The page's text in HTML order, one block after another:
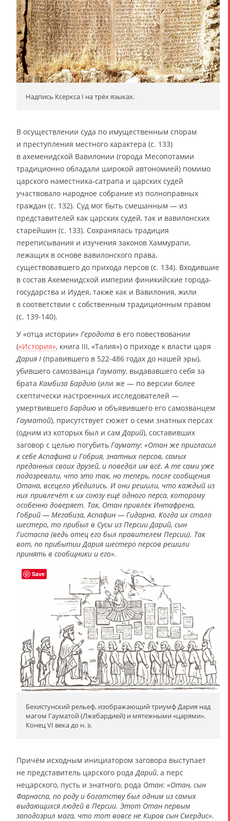
Надпись Ксеркса I на трёх языках.
В осуществлении суда по имущественным спорам
и преступления местного характера (с. 133)
в ахеменидской Вавилонии (города Месопотамии
традиционно обладали широкой автономией) помимо
царского наместника-сатрапа и царских судей
участвовало народное собрание из полноправных
граждан (с. 132). Суд мог быть смешанным — из
представителей как царских судей, так и вавилонских
старейшин (с. 133). Сохранялась традиция
переписывания и изучения законов Хаммурапи,
лежащих в основе вавилонского права,
существовавшего до прихода персов (с. 134). Входившие
в состав Ахеменидской империи финикийские города-
государства и Иудея, также как и Вавилония, жили
в соответствии с собственным традиционным правом
(с. 139-140).
У «отца истории» Геродота в его повествовании
(«История», книга III, «Талия») о приходе к власти царя
Дария I (правившего в 522-486 годах до нашей эры),
убившего самозванца Гаумату, выдававшего себя за
брата Камбиза Бардию (или же — по версии более
скептически настроенных исследователей —
умертвившего Бардию и объявившего его самозванцем
Гауматой), присутствует сюжет о семи знатных персах
(одним из которых был и сам Дарий), составивших
заговор с целью погубить Гаумату: «Отан же пригласил
к себе Аспафина и Гобрия, знатных персов, самых
преданных своих друзей, и поведал им всё. А те сами уже
подозревали, что это так, но теперь, после сообщения
Отана, всецело убедились. И они решили, что каждый из
них привлечёт к их союзу ещё одного перса, которому
особенно доверяет. Так, Отан привлёк Интафрена,
Гобрий — Мегабиза, Аспафин — Гидарна. Когда их стало
шестеро, то прибыл в Сусы из Персии Дарий, сын
Гистаспа (ведь отец его был правителем Персии). Так
вот, по прибытии Дария шестеро персов решили
принять в сообщники и его».
Бехистунский рельеф, изображающий триумф Дария над
магом Гауматой (Лжебардией) и мятежными «царями».
Конец VI века до н. э.
Причём исходным инициатором заговора выступает
не представитель царского рода Дарий, а перс
нецарского, пусть и знатного, рода Отан: «Отан, сын
Фарнаспа, по роду и богатству был одним из самых
выдающихся людей в Персии. Этот Отан первым
заподозрил мага, что тот вовсе не Киров сын Смердис».
Save